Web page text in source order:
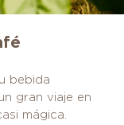
bebida
gran viaje en
mágica.